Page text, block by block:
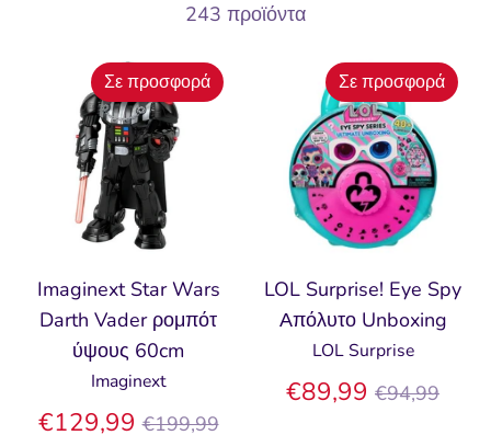
243 προϊόντα
Imaginext Star Wars
Darth Vader ρομπότ
ύψους 60cm
Imaginext
€129,99 Κανονική
€199,99
Σε προσφορά
LOL Surprise! Eye Spy
Απόλυτο Unboxing
LOL Surprise
€89,99 Κανονική
€94,99
Σε προσφορά